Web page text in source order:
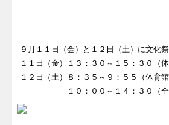
９月１１日（金）と１２日（土）に文化
１１日（金）１３：３０～１５：３０（体
１２日（土）８：３５～９：５５（体育館
１０：００～１４：３０（全